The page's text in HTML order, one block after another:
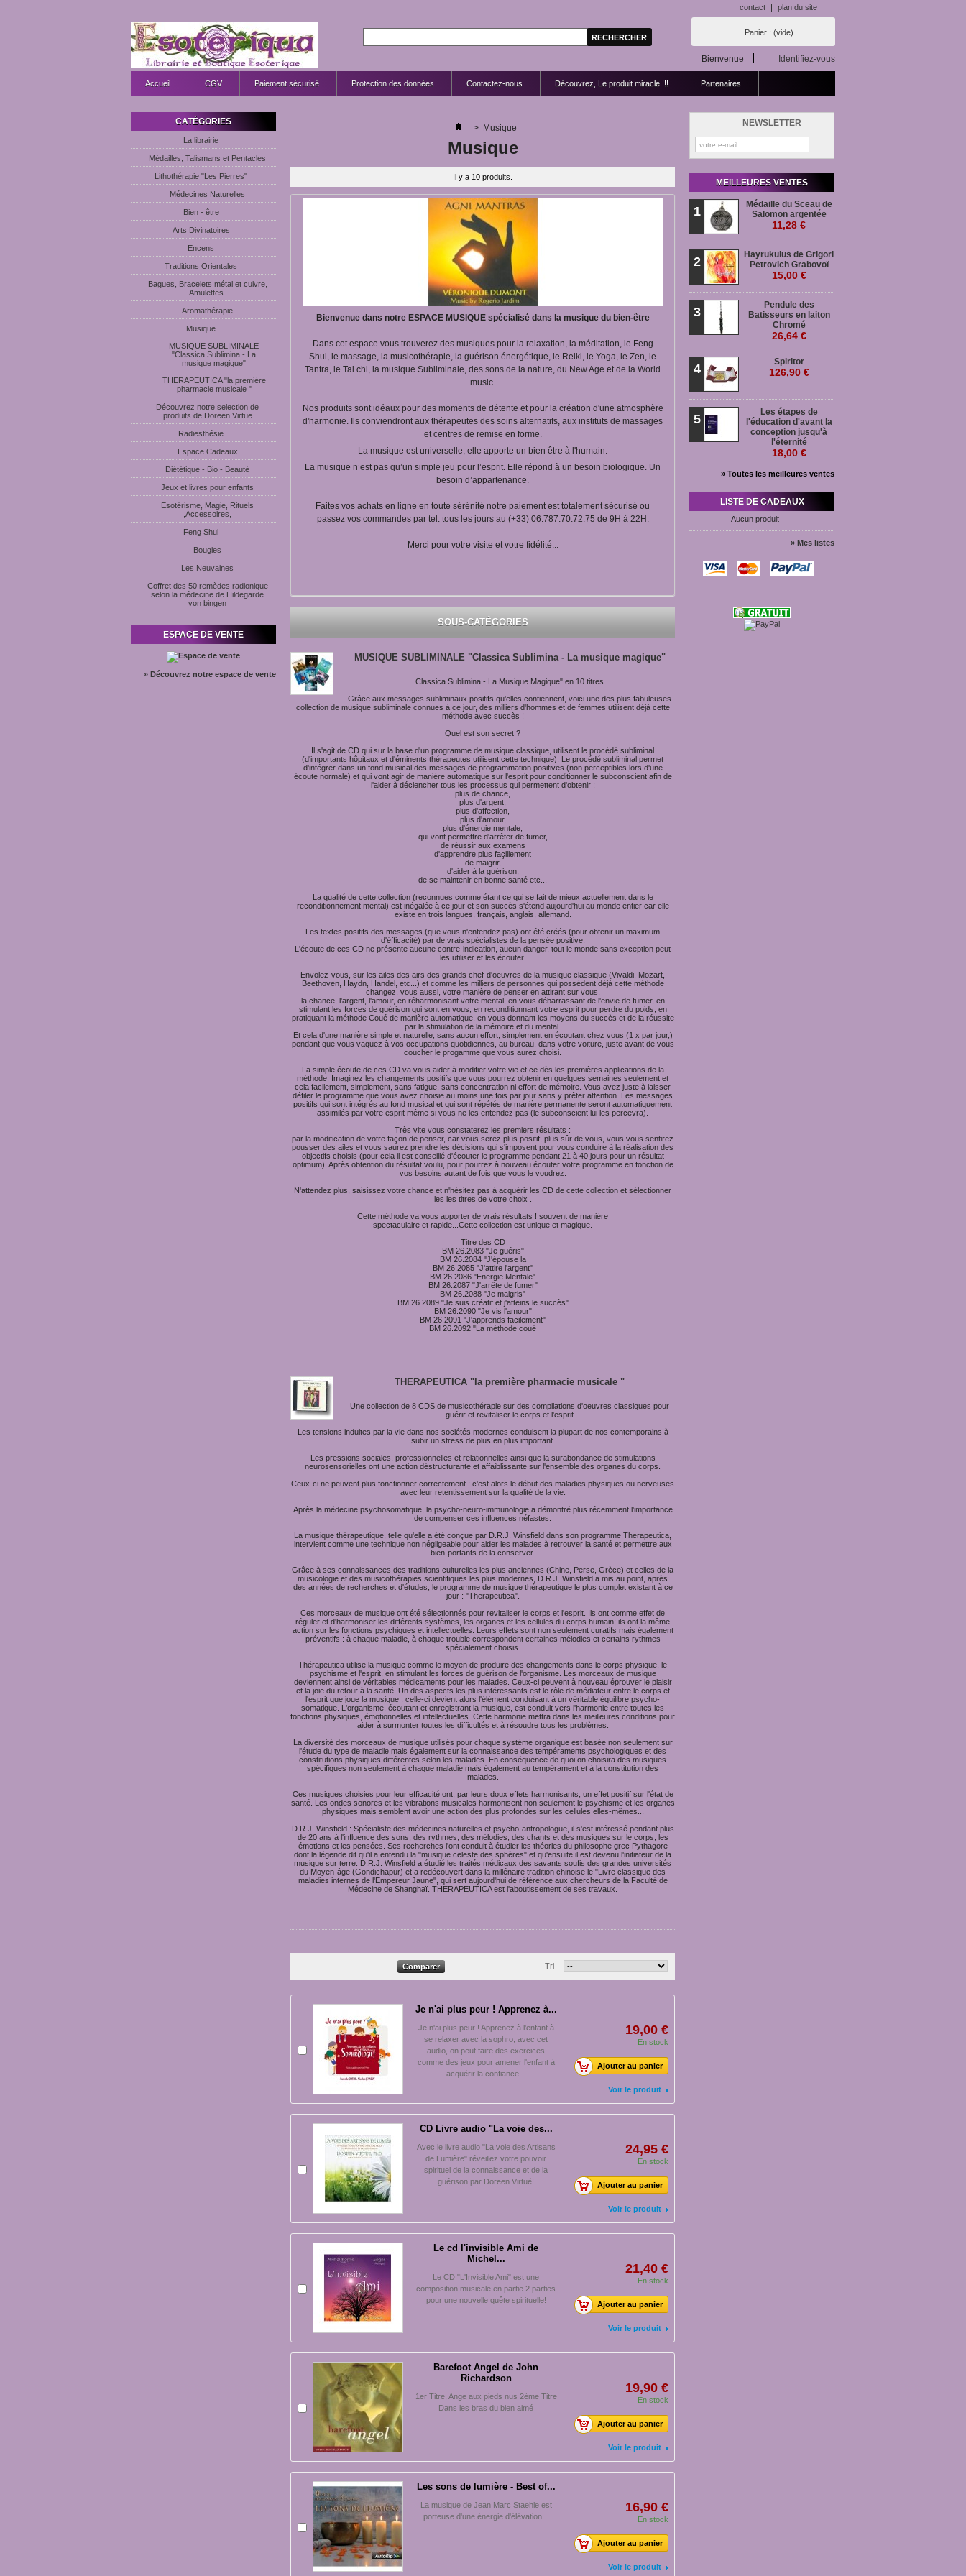
contact plan du site
Panier : (vide)
Bienvenue Identifiez-vous
Accueil CGV Paiement sécurisé Protection des données Contactez-nous Découvrez, Le produit miracle !!! Partenaires
CATÉGORIES
La librairie
Médailles, Talismans et Pentacles
Lithothérapie "Les Pierres"
Médecines Naturelles
Bien - être
Arts Divinatoires
Encens
Traditions Orientales
Bagues, Bracelets métal et cuivre,
Amulettes.
Aromathérapie
Musique
MUSIQUE SUBLIMINALE
"Classica Sublimina - La
musique magique"
THERAPEUTICA "la première
pharmacie musicale "
Découvrez notre selection de
produits de Doreen Virtue
Radiesthésie
Espace Cadeaux
Diététique - Bio - Beauté
Jeux et livres pour enfants
Esotérisme, Magie, Rituels
,Accessoires,
Feng Shui
Bougies
Les Neuvaines
Coffret des 50 remèdes radionique
selon la médecine de Hildegarde
von bingen
ESPACE DE VENTE
» Découvrez notre espace de vente
> Musique
Musique
Il y a 10 produits.
Bienvenue dans notre ESPACE MUSIQUE spécialisé dans la musique du bien-être
Dans cet espace vous trouverez des musiques pour la relaxation, la méditation, le Feng
Shui, le massage, la musicothérapie, la guérison énergétique, le Reiki, le Yoga, le Zen, le
Tantra, le Tai chi, la musique Subliminale, des sons de la nature, du New Age et de la World
music.
Nos produits sont idéaux pour des moments de détente et pour la création d'une atmosphère
d'harmonie. Ils conviendront aux thérapeutes des soins alternatifs, aux instituts de massages
et centres de remise en forme.
La musique est universelle, elle apporte un bien être à l'humain.
La musique n’est pas qu’un simple jeu pour l’esprit. Elle répond à un besoin biologique. Un
besoin d’appartenance.
Faites vos achats en ligne en toute sérénité notre paiement est totalement sécurisé ou
passez vos commandes par tel. tous les jours au (+33) 06.787.70.72.75 de 9H à 22H.
Merci pour votre visite et votre fidélité...
SOUS-CATÉGORIES
MUSIQUE SUBLIMINALE "Classica Sublimina - La musique magique"
Classica Sublimina - La Musique Magique" en 10 titres
Grâce aux messages subliminaux positifs qu'elles contiennent, voici une des plus fabuleuses
collection de musique subliminale connues à ce jour, des milliers d'hommes et de femmes utilisent déjà cette
méthode avec succès !
Quel est son secret ?
Il s'agit de CD qui sur la base d'un programme de musique classique, utilisent le procédé subliminal
(d'importants hôpitaux et d'éminents thérapeutes utilisent cette technique). Le procédé subliminal permet
d'intégrer dans un fond musical des messages de programmation positives (non perceptibles lors d'une
écoute normale) et qui vont agir de manière automatique sur l'esprit pour conditionner le subconscient afin de
l'aider à déclencher tous les processus qui permettent d'obtenir :
plus de chance,
plus d'argent,
plus d'affection,
plus d'amour,
plus d'énergie mentale,
qui vont permettre d'arrêter de fumer,
de réussir aux examens
d'apprendre plus façillement
de maigrir,
d'aider à la guérison,
de se maintenir en bonne santé etc...
La qualité de cette collection (reconnues comme étant ce qui se fait de mieux actuellement dans le
reconditionnement mental) est inégalée à ce jour et son succès s'étend aujourd'hui au monde entier car elle
existe en trois langues, français, anglais, allemand.
Les textes positifs des messages (que vous n'entendez pas) ont été créés (pour obtenir un maximum
d'éfficacité) par de vrais spécialistes de la pensée positive.
L'écoute de ces CD ne présente aucune contre-indication, aucun danger, tout le monde sans exception peut
les utiliser et les écouter.
Envolez-vous, sur les ailes des airs des grands chef-d'oeuvres de la musique classique (Vivaldi, Mozart,
Beethoven, Haydn, Handel, etc...) et comme les milliers de personnes qui possèdent déjà cette méthode
changez, vous aussi, votre manière de penser en attirant sur vous,
la chance, l'argent, l'amour, en réharmonisant votre mental, en vous débarrassant de l'envie de fumer, en
stimulant les forces de guérison qui sont en vous, en reconditionnant votre esprit pour perdre du poids, en
pratiquant la méthode Coué de manière automatique, en vous donnant les moyens du succès et de la réussite
par la stimulation de la mémoire et du mental.
Et cela d'une manière simple et naturelle, sans aucun effort, simplement en écoutant chez vous (1 x par jour,)
pendant que vous vaquez à vos occupations quotidiennes, au bureau, dans votre voiture, juste avant de vous
coucher le progamme que vous aurez choisi.
La simple écoute de ces CD va vous aider à modifier votre vie et ce dès les premières applications de la
méthode. Imaginez les changements positifs que vous pourrez obtenir en quelques semaines seulement et
cela facilement, simplement, sans fatigue, sans concentration ni effort de mémoire. Vous avez juste à laisser
défiler le programme que vous avez choisie au moins une fois par jour sans y prêter attention. Les messages
positifs qui sont intégrés au fond musical et qui sont répétés de manière permanente seront automatiquement
assimilés par votre esprit même si vous ne les entendez pas (le subconscient lui les percevra).
Très vite vous constaterez les premiers résultats :
par la modification de votre façon de penser, car vous serez plus positif, plus sûr de vous, vous vous sentirez
pousser des ailes et vous saurez prendre les décisions qui s'imposent pour vous conduire à la réalisation des
objectifs choisis (pour cela il est conseillé d'écouter le programme pendant 21 à 40 jours pour un résultat
optimum). Après obtention du résultat voulu, pour pourrez à nouveau écouter votre programme en fonction de
vos besoins autant de fois que vous le voudrez.
N'attendez plus, saisissez votre chance et n'hésitez pas à acquérir les CD de cette collection et sélectionner
les les titres de votre choix .
Cette méthode va vous apporter de vrais résultats ! souvent de manière
spectaculaire et rapide...Cette collection est unique et magique.
Titre des CD
BM 26.2083 "Je guéris"
BM 26.2084 "J'épouse la
BM 26.2085 "J'attire l'argent"
BM 26.2086 "Energie Mentale"
BM 26.2087 "J'arrête de fumer"
BM 26.2088 "Je maigris"
BM 26.2089 "Je suis créatif et j'atteins le succès"
BM 26.2090 "Je vis l'amour"
BM 26.2091 "J'apprends facilement"
BM 26.2092 "La méthode coué
THERAPEUTICA "la première pharmacie musicale "
Une collection de 8 CDS de musicothérapie sur des compilations d'oeuvres classiques pour
guérir et revitaliser le corps et l'esprit
Les tensions induites par la vie dans nos sociétés modernes conduisent la plupart de nos contemporains à
subir un stress de plus en plus important.
Les pressions sociales, professionnelles et relationnelles ainsi que la surabondance de stimulations
neurosensorielles ont une action déstructurante et affaiblissante sur l'ensemble des organes du corps.
Ceux-ci ne peuvent plus fonctionner correctement : c'est alors le début des maladies physiques ou nerveuses
avec leur retentissement sur la qualité de la vie.
Après la médecine psychosomatique, la psycho-neuro-immunologie a démontré plus récemment l'importance
de compenser ces influences néfastes.
La musique thérapeutique, telle qu'elle a été conçue par D.R.J. Winsfield dans son programme Therapeutica,
intervient comme une technique non négligeable pour aider les malades à retrouver la santé et permettre aux
bien-portants de la conserver.
Grâce à ses connaissances des traditions culturelles les plus anciennes (Chine, Perse, Grèce) et celles de la
musicologie et des musicothérapies scientifiques les plus modernes, D.R.J. Winsfield a mis au point, après
des années de recherches et d'études, le programme de musique thérapeutique le plus complet existant à ce
jour : "Therapeutica".
Ces morceaux de musique ont été sélectionnés pour revitaliser le corps et l'esprit. Ils ont comme effet de
réguler et d'harmoniser les différents systèmes, les organes et les cellules du corps humain; ils ont la même
action sur les fonctions psychiques et intellectuelles. Leurs effets sont non seulement curatifs mais également
préventifs : à chaque maladie, à chaque trouble correspondent certaines mélodies et certains rythmes
spécialement choisis.
Thérapeutica utilise la musique comme le moyen de produire des changements dans le corps physique, le
psychisme et l'esprit, en stimulant les forces de guérison de l'organisme. Les morceaux de musique
deviennent ainsi de véritables médicaments pour les malades. Ceux-ci peuvent à nouveau éprouver le plaisir
et la joie du retour à la santé. Un des aspects les plus intéressants est le rôle de médiateur entre le corps et
l'esprit que joue la musique : celle-ci devient alors l'élément conduisant à un véritable équilibre psycho-
somatique. L'organisme, écoutant et enregistrant la musique, est conduit vers l'harmonie entre toutes les
fonctions physiques, émotionnelles et intellectuelles. Cette harmonie mettra dans les meilleures conditions pour
aider à surmonter toutes les difficultés et à résoudre tous les problèmes.
La diversité des morceaux de musique utilisés pour chaque système organique est basée non seulement sur
l'étude du type de maladie mais également sur la connaissance des tempéraments psychologiques et des
constitutions physiques différentes selon les malades. En conséquence de quoi on choisira des musiques
spécifiques non seulement à chaque maladie mais également au tempérament et à la constitution des
malades.
Ces musiques choisies pour leur efficacité ont, par leurs doux effets harmonisants, un effet positif sur l'état de
santé. Les ondes sonores et les vibrations musicales harmonisent non seulement le psychisme et les organes
physiques mais semblent avoir une action des plus profondes sur les cellules elles-mêmes...
D.R.J. Winsfield : Spécialiste des médecines naturelles et psycho-antropologue, il s'est intéressé pendant plus
de 20 ans à l'influence des sons, des rythmes, des mélodies, des chants et des musiques sur le corps, les
émotions et les pensées. Ses recherches l'ont conduit à étudier les théories du philosophe grec Pythagore
dont la légende dit qu'il a entendu la "musique celeste des sphères" et qu'ensuite il est devenu l'initiateur de la
musique sur terre. D.R.J. Winsfield a étudié les traités médicaux des savants soufis des grandes universités
du Moyen-âge (Gondichapur) et a redécouvert dans la millénaire tradition chinoise le "Livre classique des
maladies internes de l'Empereur Jaune", qui sert aujourd'hui de référence aux chercheurs de la Faculté de
Médecine de Shanghaï. THERAPEUTICA est l'aboutissement de ses travaux.
Tri
Je n'ai plus peur ! Apprenez à...
Je n'ai plus peur ! Apprenez à l'enfant à
se relaxer avec la sophro, avec cet
audio, on peut faire des exercices
comme des jeux pour amener l'enfant à
acquérir la confiance...
19,00 €
En stock
Ajouter au panier
Voir le produit
CD Livre audio "La voie des...
Avec le livre audio "La voie des Artisans
de Lumière" réveillez votre pouvoir
spirituel de la connaissance et de la
guérison par Doreen Virtué!
24,95 €
En stock
Ajouter au panier
Voir le produit
Le cd l'invisible Ami de
Michel...
Le CD "L'Invisible Ami" est une
composition musicale en partie 2 parties
pour une nouvelle quête spirituelle!
21,40 €
En stock
Ajouter au panier
Voir le produit
Barefoot Angel de John
Richardson
1er Titre, Ange aux pieds nus 2ème Titre
Dans les bras du bien aimé
19,90 €
En stock
Ajouter au panier
Voir le produit
Les sons de lumière - Best of...
La musique de Jean Marc Staehle est
porteuse d'une énergie d'élévation...
16,90 €
En stock
Ajouter au panier
Voir le produit
NEWSLETTER
MEILLEURES VENTES
1
Médaille du Sceau de
Salomon argentée
11,28 €
2
Hayrukulus de Grigori
Petrovich Grabovoï
15,00 €
3
Pendule des
Batisseurs en laiton
Chromé
26,64 €
4 Spiritor
126,90 €
5
Les étapes de
l'éducation d'avant la
conception jusqu'à
l'éternité
18,00 €
» Toutes les meilleures ventes
LISTE DE CADEAUX
Aucun produit
» Mes listes